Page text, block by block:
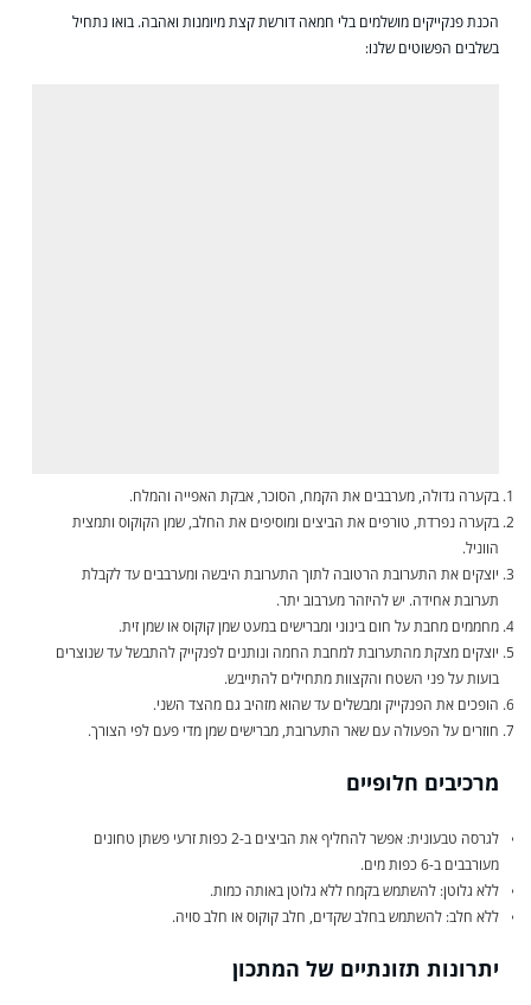
הכנת פנקייקים מושלמים בלי חמאה דורשת קצת מיומנות ואהבה. בואו נתחיל
בשלבים הפשוטים שלנו:
בקערה גדולה, מערבבים את הקמח, הסוכר, אבקת האפייה והמלח.
בקערה נפרדת, טורפים את הביצים ומוסיפים את החלב, שמן הקוקוס ותמצית
הווניל.
יוצקים את התערובת הרטובה לתוך התערובת היבשה ומערבבים עד לקבלת
תערובת אחידה. יש להיזהר מערבוב יתר.
מחממים מחבת על חום בינוני ומברישים במעט שמן קוקוס או שמן זית.
יוצקים מצקת מהתערובת למחבת החמה ונותנים לפנקייק להתבשל עד שנוצרים
בועות על פני השטח והקצוות מתחילים להתייבש.
הופכים את הפנקייק ומבשלים עד שהוא מזהיב גם מהצד השני.
חוזרים על הפעולה עם שאר התערובת, מברישים שמן מדי פעם לפי הצורך.
מרכיבים חלופיים
לגרסה טבעונית: אפשר להחליף את הביצים ב-2 כפות זרעי פשתן טחונים
מעורבבים ב-6 כפות מים.
ללא גלוטן: להשתמש בקמח ללא גלוטן באותה כמות.
ללא חלב: להשתמש בחלב שקדים, חלב קוקוס או חלב סויה.
יתרונות תזונתיים של המתכון